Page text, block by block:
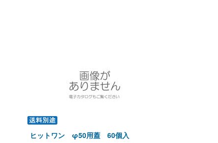
ヒットワン φ50用蓋 60個入